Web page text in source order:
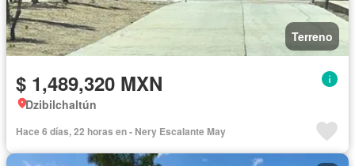
Terreno
$ 1,489,320 MXN
Dzibilchaltún
Hace 6 días, 22 horas en - Nery Escalante May